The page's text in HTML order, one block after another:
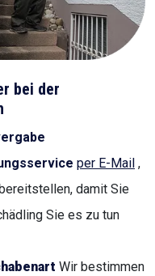
bei der
per E-Mail ,
damit Sie
Sie es zu tun
Wir bestimmen